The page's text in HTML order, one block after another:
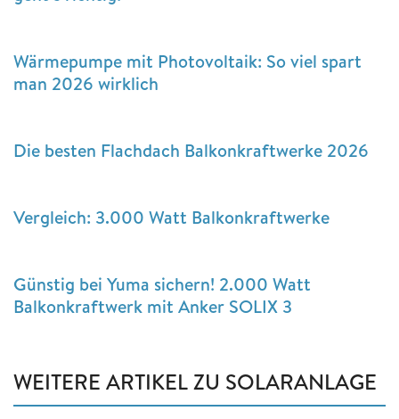
Wärmepumpe mit Photovoltaik: So viel spart
man 2026 wirklich
Die besten Flachdach Balkonkraftwerke 2026
Vergleich: 3.000 Watt Balkonkraftwerke
Günstig bei Yuma sichern! 2.000 Watt
Balkonkraftwerk mit Anker SOLIX 3
WEITERE ARTIKEL ZU SOLARANLAGE